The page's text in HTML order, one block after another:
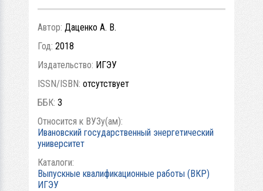
Автор: Даценко А. В.
Год: 2018
Издательство: ИГЭУ
ISSN/ISBN: отсутствует
ББК: 3
Относится к ВУЗу(ам):
Ивановский государственный энергетический
университет
Каталоги:
Выпускные квалификационные работы (ВКР)
ИГЭУ